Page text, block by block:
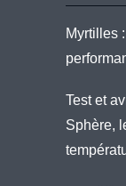
Myrtilles
Test et
Sphère,